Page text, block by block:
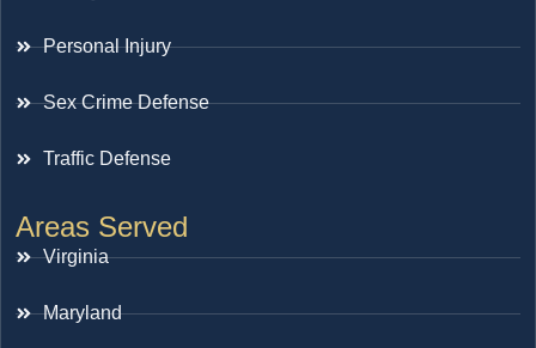
Personal Injury
Sex Crime Defense
Traffic Defense
Areas Served
Virginia
Maryland